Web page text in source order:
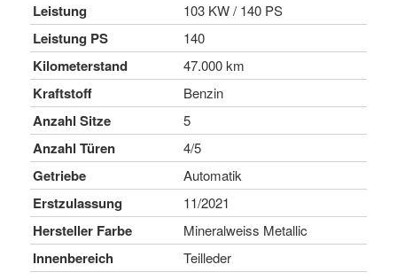
Leistung 103 KW / 140 PS
Leistung PS 140
Kilometerstand 47.000 km
Kraftstoff Benzin
Anzahl Sitze 5
Anzahl Türen 4/5
Getriebe Automatik
Erstzulassung 11/2021
Hersteller Farbe Mineralweiss Metallic
Innenbereich Teilleder